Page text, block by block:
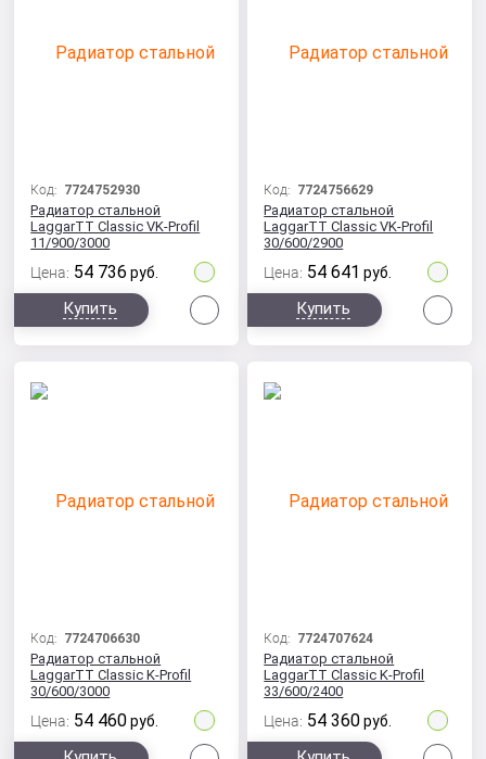
Код: 7724752930
Радиатор стальной
LaggarTT Classic VK-Profil
11/900/3000
Цена: 54 736 руб.
Купить
Код: 7724756629
Радиатор стальной
LaggarTT Classic VK-Profil
30/600/2900
Цена: 54 641 руб.
Купить
Код: 7724706630
Радиатор стальной
LaggarTT Classic K-Profil
30/600/3000
Цена: 54 460 руб.
Код: 7724707624
Радиатор стальной
LaggarTT Classic K-Profil
33/600/2400
Цена: 54 360 руб.